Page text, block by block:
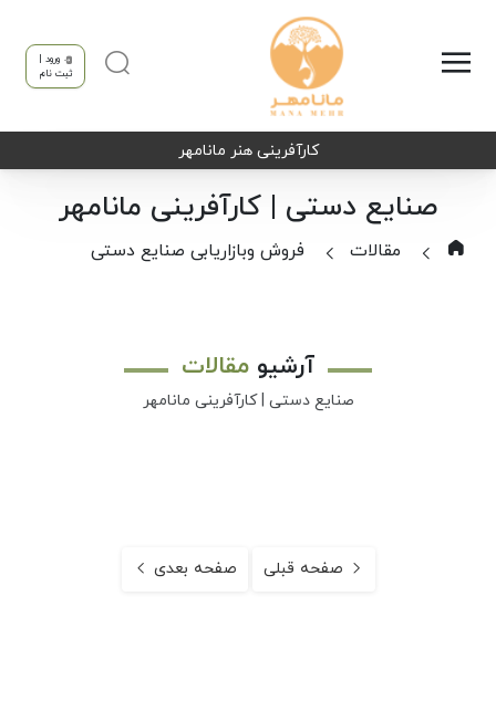
ورود |
ثبت نام
کارآفرینی هنر مانامهر
صنایع دستی | کارآفرینی مانامهر
مقالات فروش وبازاریابی صنایع دستی
آرشیو مقالات
صنایع دستی | کارآفرینی مانامهر
صفحه قبلی صفحه بعدی